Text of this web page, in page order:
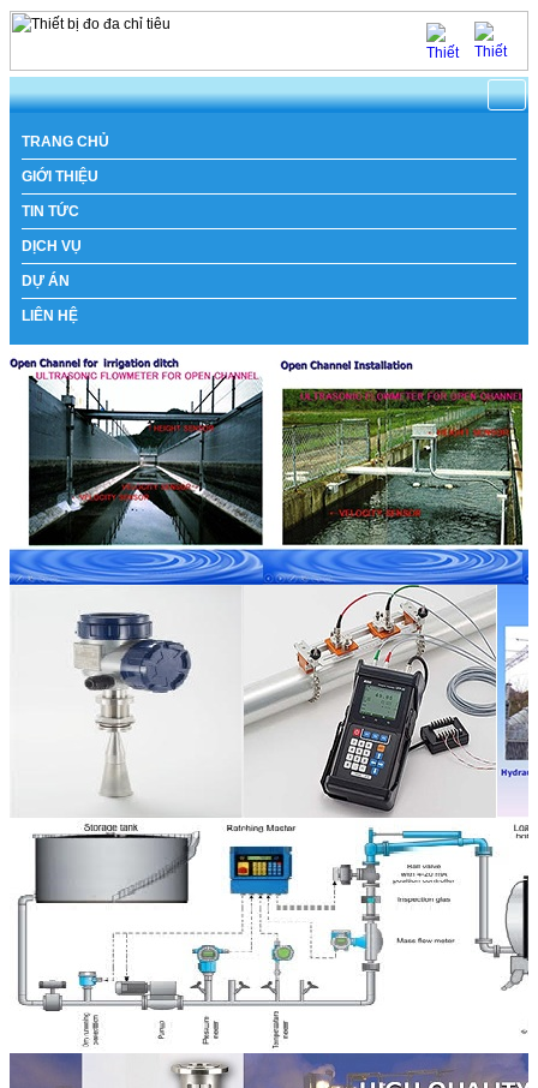
https://www.natachi.net
TRANG CHỦ
GIỚI THIỆU
TIN TỨC
DỊCH VỤ
DỰ ÁN
LIÊN HỆ